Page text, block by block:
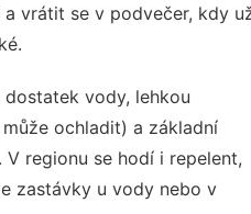
vrátit se v podvečer, kdy
vody, lehkou
ochladit) a základní
regionu se hodí i repelent,
zastávky u vody nebo v